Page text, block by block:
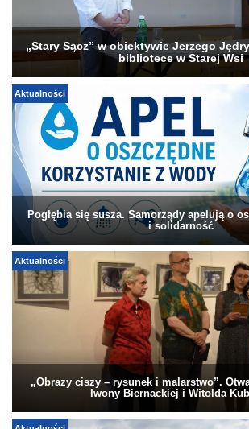
„Stary Sącz” w obiektywie Jerzego
bibliotece w Starej Wsi
Aktualności
Pogłębia się susza. Samorządy apelują o
i solidarność
Aktualności
„Obrazy ciszy – rysunek i malarstwo”.
Iwony Biernackiej i Witolda